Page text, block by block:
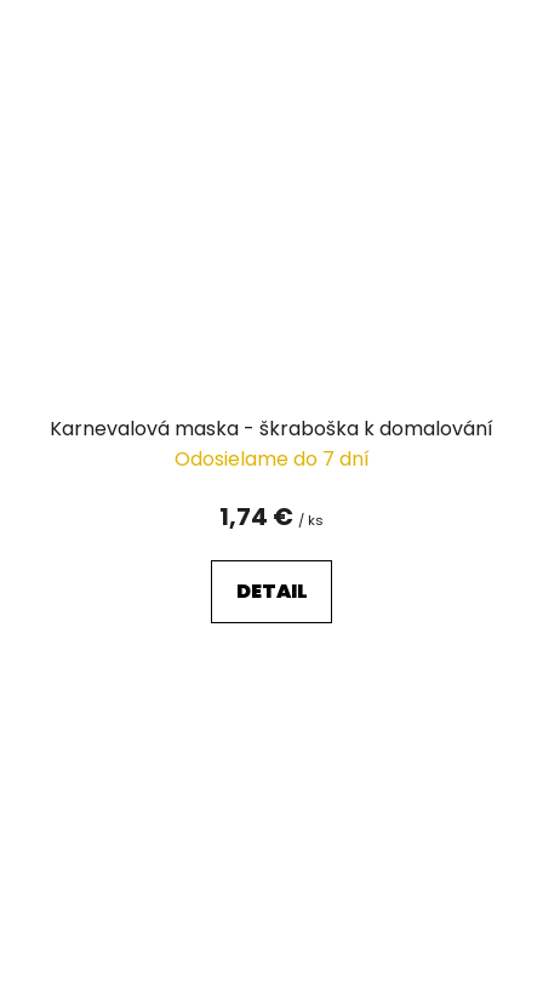
Karnevalová maska - škraboška k domalování
Odosielame do 7 dní
1,74 € / ks
DETAIL